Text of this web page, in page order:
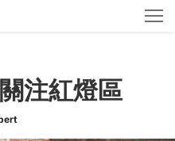
注紅燈區